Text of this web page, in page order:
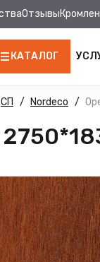
Отзывы
КАТАЛОГ
ЛДСП
КРОМКА
МДФ ПАНЕЛИ
СТОЛЕШНИЦЫ
ХДФ
Nordeco